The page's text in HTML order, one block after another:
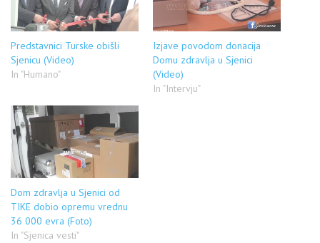
Predstavnici Turske obišli
Sjenicu (Video)
In "Humano"
Izjave povodom donacija
Domu zdravlja u Sjenici
(Video)
In "Intervju"
Dom zdravlja u Sjenici od
TIKE dobio opremu vrednu
36 000 evra (Foto)
In "Sjenica vesti"